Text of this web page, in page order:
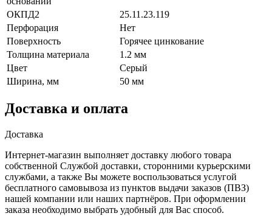
ОКПД2
25.11.23.119
Перфорация
Нет
Поверхность
Горячее цинкование
Толщина материала
1.2 мм
Цвет
Серый
Ширина, мм
50 мм
Доставка и оплата
Доставка
Интернет-магазин выполняет доставку любого товара
собственной Службой доставки, сторонними курьерскими
службами, а также Вы можете воспользоваться услугой
бесплатного самовывоза из пунктов выдачи заказов (ПВЗ)
нашей компании или наших партнёров. При оформлении
заказа необходимо выбрать удобный для Вас способ.